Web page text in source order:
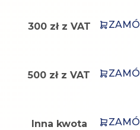
300 zł z VAT
500 zł z VAT
Inna kwota